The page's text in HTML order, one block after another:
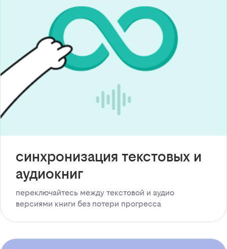
синхронизация текстовых и
аудиокниг
переключайтесь между текстовой и аудио
версиями книги без потери прогресса